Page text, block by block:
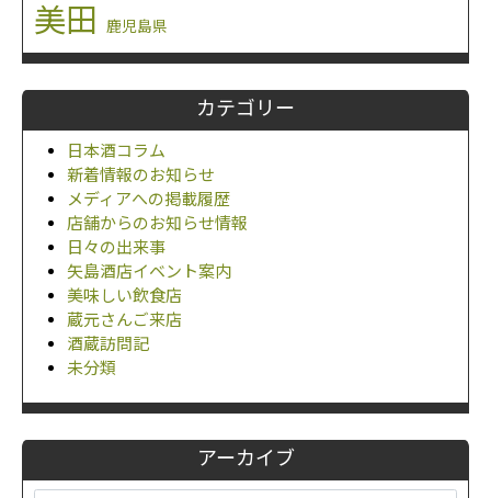
美田
鹿児島県
カテゴリー
日本酒コラム
新着情報のお知らせ
メディアへの掲載履歴
店舗からのお知らせ情報
日々の出来事
矢島酒店イベント案内
美味しい飲食店
蔵元さんご来店
酒蔵訪問記
未分類
アーカイブ